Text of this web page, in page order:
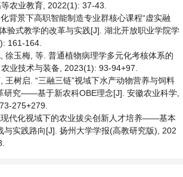
农业教育, 2022(1): 37-43.
背景下高职智能制造专业群核心课程“虚实融
验式教学的改革与实践[J]. 湖北开放职业学院学
161-164.
徐玉梅, 等. 普通植物病理学多元化考核体系的
业技术与装备, 2023(1): 93-94+97.
王树启. “三融三链”视域下水产动物营养与饲料
研究——基于新农科OBE理念[J]. 安徽农业科学,
275+279.
代化视域下的农业拔尖创新人才培养——基本
与实践路向[J]. 扬州大学学报(高教研究版), 202